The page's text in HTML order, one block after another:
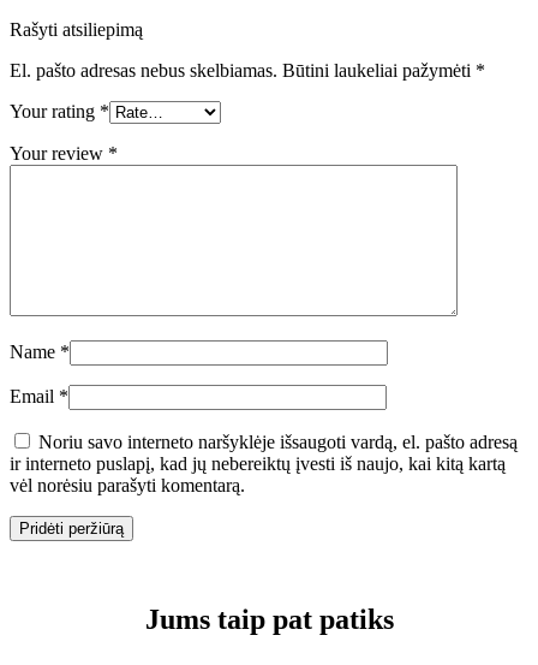
Rašyti atsiliepimą
El. pašto adresas nebus skelbiamas. Būtini laukeliai pažymėti *
Your rating *
Your review *
Name *
Email *
Noriu savo interneto naršyklėje išsaugoti vardą, el. pašto adresą
ir interneto puslapį, kad jų nebereiktų įvesti iš naujo, kai kitą kartą
vėl norėsiu parašyti komentarą.
Jums taip pat patiks